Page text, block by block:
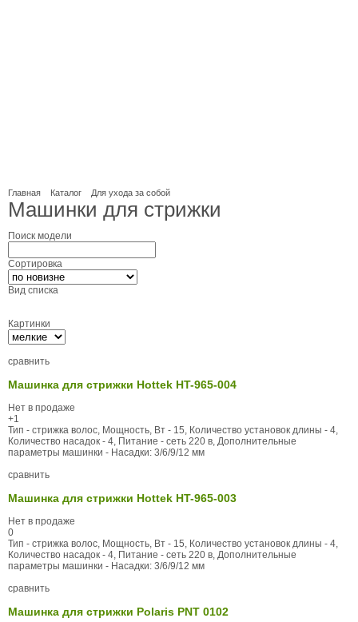
Главная Каталог Для ухода за собой
Машинки для стрижки
Поиск модели
Сортировка
Вид списка
Картинки
сравнить
Машинка для стрижки Hottek HT-965-004
Нет в продаже
+1
Тип - стрижка волос, Мощность, Вт - 15, Количество установок длины - 4,
Количество насадок - 4, Питание - сеть 220 в, Дополнительные
параметры машинки - Насадки: 3/6/9/12 мм
сравнить
Машинка для стрижки Hottek HT-965-003
Нет в продаже
0
Тип - стрижка волос, Мощность, Вт - 15, Количество установок длины - 4,
Количество насадок - 4, Питание - сеть 220 в, Дополнительные
параметры машинки - Насадки: 3/6/9/12 мм
сравнить
Машинка для стрижки Polaris PNT 0102